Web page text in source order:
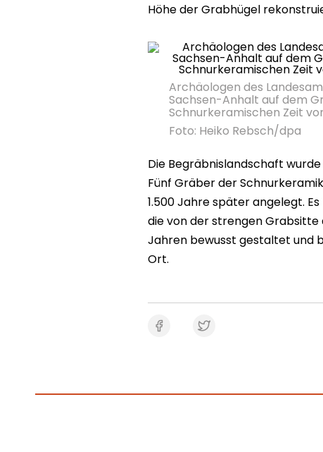
Höhe der Grabhügel
Archäologen des
Sachsen-Anhalt auf dem
Schnurkeramischen Zeit
Foto: Heiko Rebsch/dpa
Die Begräbnislandschaft
Fünf Gräber der
1.500 Jahre später angelegt.
die von der strengen Grabsitte
Jahren bewusst gestaltet und
Ort.